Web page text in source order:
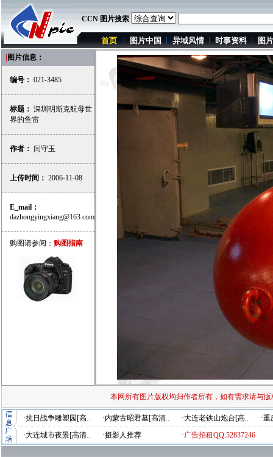
CCN 图片搜索
首页 图片中国 异域风情 时事资料 图
图片信息：
编号： 021-3485
标题： 深圳明斯克航母世
界的鱼雷
作者： 闫守玉
上传时间： 2006-11-08
E_mail：
dazhongyingxiang@163.com
购图请参阅： 购图指南
本网所有图片版权均归作者所有，如有需求请与
·抗日战争雕塑园[高.. ·内蒙古昭君墓[高清.. ·大连老铁山炮台[高..
·
·大连城市夜景[高清..
·摄影人推荐 ·广告招租QQ:52837246